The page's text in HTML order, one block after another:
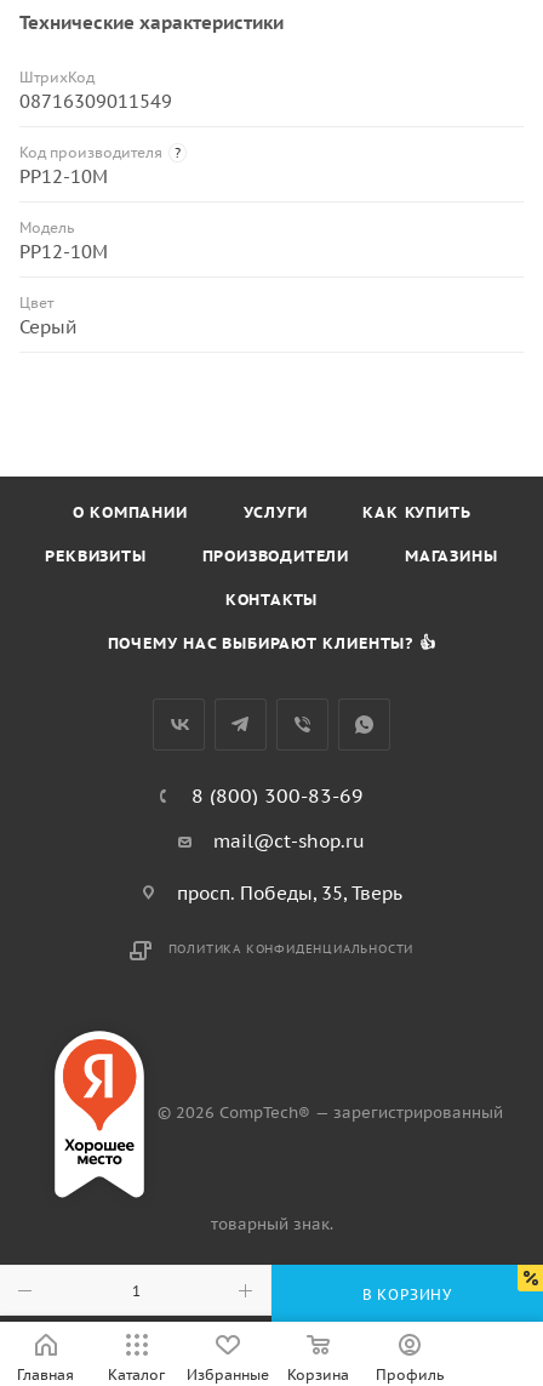
В КОРЗИНУ
Технические характеристики
ШтрихКод
08716309011549
Код производителя ?
PP12-10M
Модель
PP12-10M
Цвет
Серый
О КОМПАНИИ УСЛУГИ КАК КУПИТЬ
РЕКВИЗИТЫ ПРОИЗВОДИТЕЛИ МАГАЗИНЫ
КОНТАКТЫ
ПОЧЕМУ НАС ВЫБИРАЮТ КЛИЕНТЫ? 👍
8 (800) 300-83-69
mail@ct-shop.ru
просп. Победы, 35, Тверь
ПОЛИТИКА КОНФИДЕНЦИАЛЬНОСТИ
© 2026 CompTech® — зарегистрированный
товарный знак.
Главная Каталог Избранные Корзина Профиль